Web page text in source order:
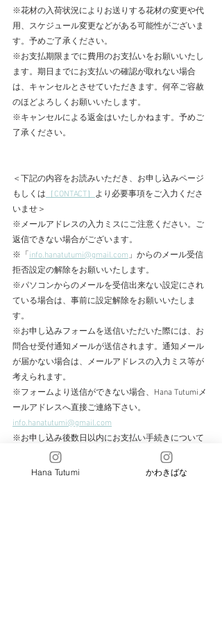
※花材の入荷状況によりお送りする花材の変更や代
用、スケジュール変更などがある可能性がございま
す。予めご了承ください。
※お支払期限までに費用のお支払いをお願いいたし
ます。期日までにお支払いの確認が取れない場合
は、キャンセルとさせていただきます。何卒ご容赦
のほどよろしくお願いいたします。
※キャンセルによる返金はいたしかねます。予めご
了承ください。
＜下記の内容をお読みいただき、お申し込みページ
もしくは ［CONTACT］ より必要事項をご入力くださ
いませ＞
※メールアドレスの入力ミスにご注意ください。ご
返信できない場合がございます。
※「 info.hanatutumi@gmail.com」からのメール受信
拒否設定の解除をお願いいたします。
※パソコンからのメールを受信出来ない設定にされ
ている場合は、事前に設定解除をお願いいたしま
す。
※お申し込みフォームを送信いただいた際には、お
問合せ受付通知メールが送信されます。通知メール
が届かない場合は、メールアドレスの入力ミス等が
考えられます。
​※フォームより送信ができない場合、Hana Tutumiメ
ールアドレスへ直接ご連絡下さい。
info.hanatutumi@gmail.com
※お申し込み後数日以内にお支払い手続きについて
ご連絡を差し上げます。
Hana Tutumi かわきばな